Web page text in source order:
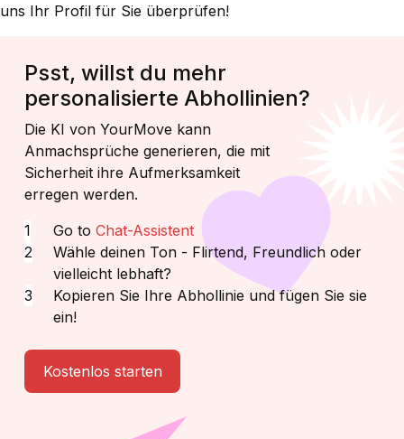
uns Ihr Profil für Sie überprüfen!
Psst, willst du mehr
personalisierte Abhollinien?
Die KI von YourMove kann
Anmachsprüche generieren, die mit
Sicherheit ihre Aufmerksamkeit
erregen werden.
Go to Chat-Assistent
Wähle deinen Ton - Flirtend, Freundlich oder
vielleicht lebhaft?
Kopieren Sie Ihre Abhollinie und fügen Sie sie
ein!
Kostenlos starten